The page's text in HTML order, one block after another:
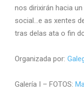
nos dirixirán hacia
social…e as xentes
tras delas ata o fin
Organizada por:
Galería I – FOTOS: